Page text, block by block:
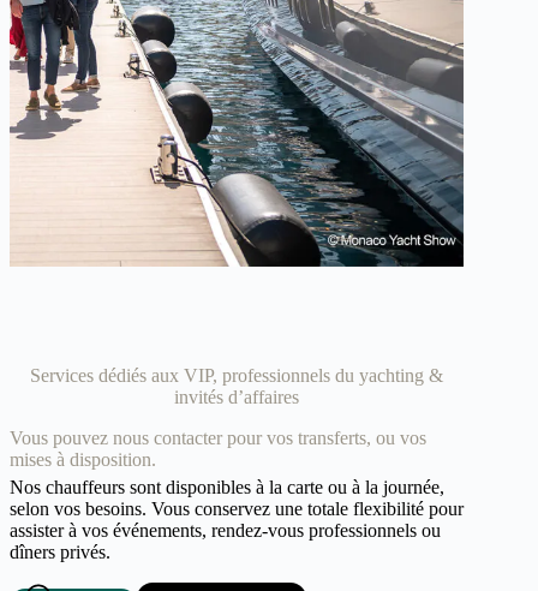
Services dédiés aux VIP, professionnels du yachting &
invités d’affaires
Vous pouvez nous contacter pour vos transferts, ou vos
mises à disposition.
Nos chauffeurs sont disponibles à la carte ou à la journée,
selon vos besoins. Vous conservez une totale flexibilité pour
assister à vos événements, rendez-vous professionnels ou
dîners privés.